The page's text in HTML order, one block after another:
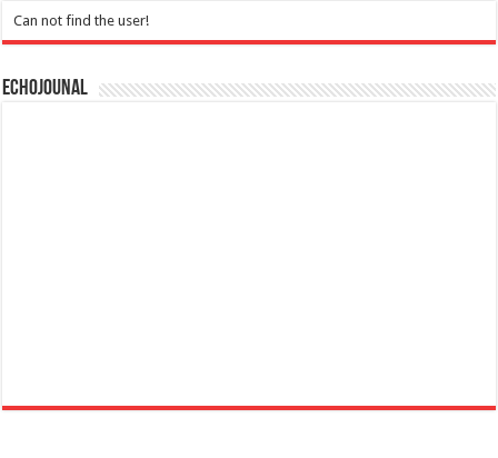
Can not find the user!
Echojounal